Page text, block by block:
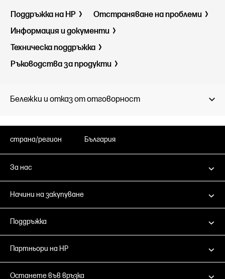
Поддръжка на HP
Отстраняване на проблеми
Информация и документи
Техническа поддръжка
Ръководства за продукти
Бележки и отказ от отговорност
страна/регион България
За нас
Начини на закупуване
Поддръжка
Партньори на HP
Останете във връзка